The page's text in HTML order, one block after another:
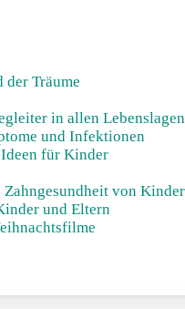
Träume
in allen Lebenslagen
und Infektionen
für Kinder
von
und Eltern